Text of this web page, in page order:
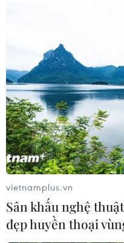
vietnamplus.vn
Sân khấu nghệ
đẹp huyền thoại